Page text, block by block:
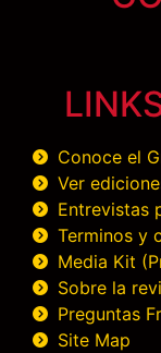
Conoce el
Ver
Entrevistas
Terminos y
Media Kit
Sobre la
Preguntas
Site Map